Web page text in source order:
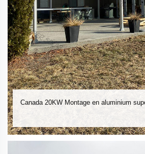
Canada 20KW Montage en aluminium